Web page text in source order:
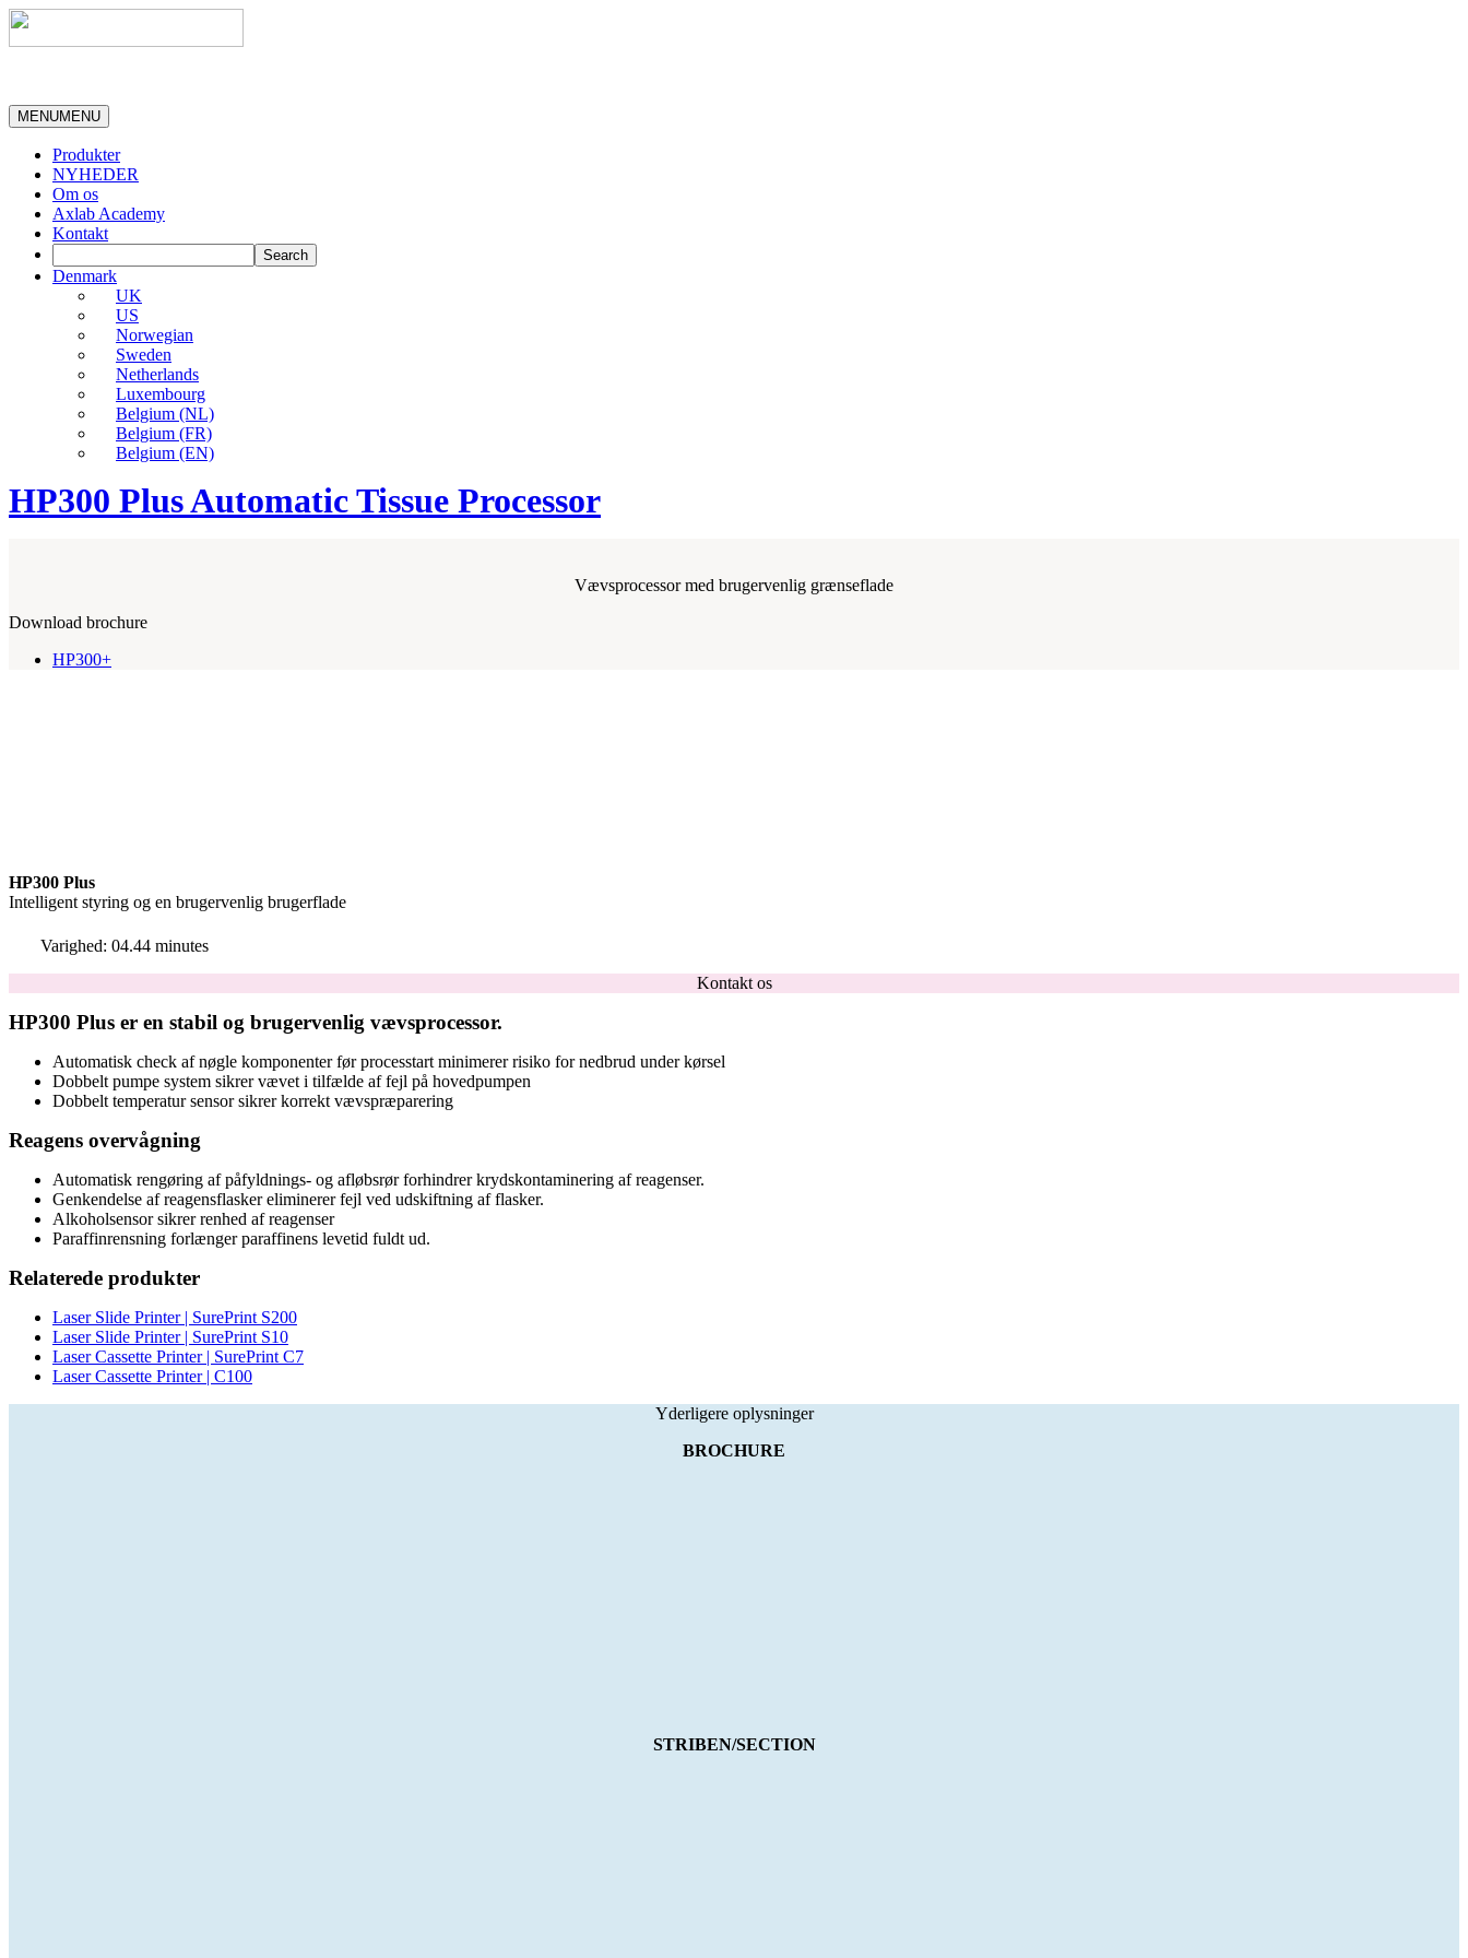
MENUMENU
Produkter
NYHEDER
Om os
Axlab Academy
Kontakt
Denmark
UK
US
Norwegian
Sweden
Netherlands
Luxembourg
Belgium (NL)
Belgium (FR)
Belgium (EN)
HP300 Plus Automatic Tissue Processor
Vævsprocessor med brugervenlig grænseflade
Download brochure
HP300+
HP300 Plus
Intelligent styring og en brugervenlig brugerflade
Varighed: 04.44 minutes
Kontakt os
HP300 Plus er en stabil og brugervenlig vævsprocessor.
Automatisk check af nøgle komponenter før processtart minimerer risiko for nedbrud under kørsel
Dobbelt pumpe system sikrer vævet i tilfælde af fejl på hovedpumpen
Dobbelt temperatur sensor sikrer korrekt vævspræparering
Reagens overvågning
Automatisk rengøring af påfyldnings- og afløbsrør forhindrer krydskontaminering af reagenser.
Genkendelse af reagensflasker eliminerer fejl ved udskiftning af flasker.
Alkoholsensor sikrer renhed af reagenser
Paraffinrensning forlænger paraffinens levetid fuldt ud.
Relaterede produkter
Laser Slide Printer | SurePrint S200
Laser Slide Printer | SurePrint S10
Laser Cassette Printer | SurePrint C7
Laser Cassette Printer | C100
Yderligere oplysninger
BROCHURE
STRIBEN/SECTION